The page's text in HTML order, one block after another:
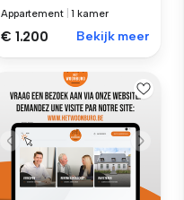
Appartement |1 kamer
€ 1.200 Bekijk meer